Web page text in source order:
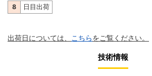
8
日目出荷
出荷日については、 こちらをご覧ください。
技術情報